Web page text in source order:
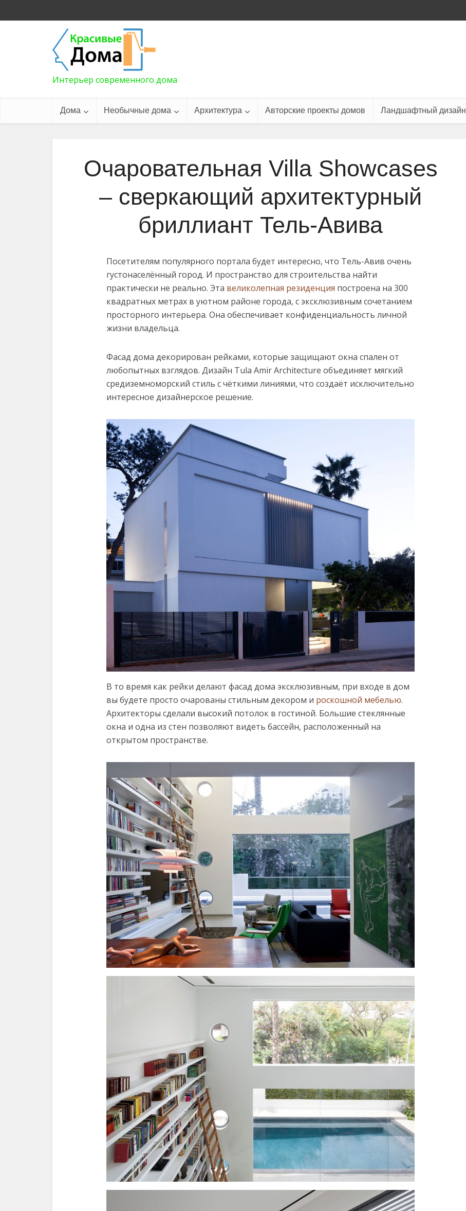
Интерьер современного дома
Дома Необычные дома Архитектура Авторские проекты домов Ландшафтный дизайн
Очаровательная Villa Showcases
– сверкающий архитектурный
бриллиант Тель-Авива
Посетителям популярного портала будет интересно, что Тель-Авив очень
густонаселённый город. И пространство для строительства найти
практически не реально. Эта великолепная резиденция построена на 300
квадратных метрах в уютном районе города, с эксклюзивным сочетанием
просторного интерьера. Она обеспечивает конфиденциальность личной
жизни владельца.
Фасад дома декорирован рейками, которые защищают окна спален от
любопытных взглядов. Дизайн Tula Amir Architecture объединяет мягкий
средиземноморский стиль с чёткими линиями, что создаёт исключительно
интересное дизайнерское решение.
В то время как рейки делают фасад дома эксклюзивным, при входе в дом
вы будете просто очарованы стильным декором и роскошной мебелью.
Архитекторы сделали высокий потолок в гостиной. Большие стеклянные
окна и одна из стен позволяют видеть бассейн, расположенный на
открытом пространстве.